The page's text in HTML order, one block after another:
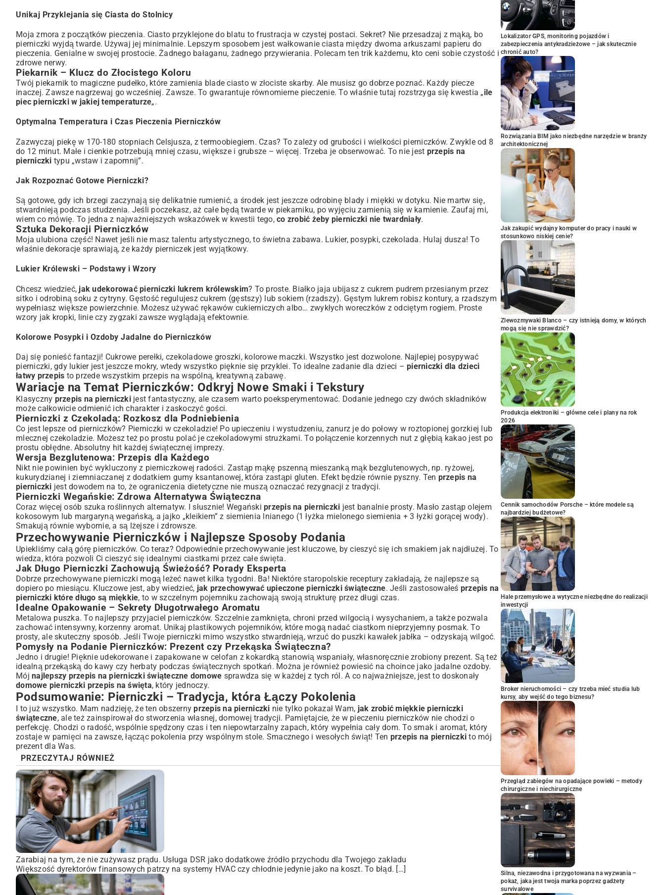
Unikaj Przyklejania się Ciasta do Stolnicy
Moja zmora z początków pieczenia. Ciasto przyklejone do blatu to frustracja w czystej postaci. Sekret? Nie przesadzaj z mąką, bo
pierniczki wyjdą twarde. Używaj jej minimalnie. Lepszym sposobem jest wałkowanie ciasta między dwoma arkuszami papieru do
pieczenia. Genialne w swojej prostocie. Żadnego bałaganu, żadnego przywierania. Polecam ten trik każdemu, kto ceni sobie czystość i
zdrowe nerwy.
Piekarnik – Klucz do Złocistego Koloru
Twój piekarnik to magiczne pudełko, które zamienia blade ciasto w złociste skarby. Ale musisz go dobrze poznać. Każdy piecze
inaczej. Zawsze nagrzewaj go wcześniej. Zawsze. To gwarantuje równomierne pieczenie. To właśnie tutaj rozstrzyga się kwestia „ile
piec pierniczki w jakiej temperaturze„.
Optymalna Temperatura i Czas Pieczenia Pierniczków
Zazwyczaj piekę w 170-180 stopniach Celsjusza, z termoobiegiem. Czas? To zależy od grubości i wielkości pierniczków. Zwykle od 8
do 12 minut. Małe i cienkie potrzebują mniej czasu, większe i grubsze – więcej. Trzeba je obserwować. To nie jest przepis na
pierniczki typu „wstaw i zapomnij”.
Jak Rozpoznać Gotowe Pierniczki?
Są gotowe, gdy ich brzegi zaczynają się delikatnie rumienić, a środek jest jeszcze odrobinę blady i miękki w dotyku. Nie martw się,
stwardnieją podczas studzenia. Jeśli poczekasz, aż całe będą twarde w piekarniku, po wyjęciu zamienią się w kamienie. Zaufaj mi,
wiem co mówię. To jedna z najważniejszych wskazówek w kwestii tego, co zrobić żeby pierniczki nie twardniały.
Sztuka Dekoracji Pierniczków
Moja ulubiona część! Nawet jeśli nie masz talentu artystycznego, to świetna zabawa. Lukier, posypki, czekolada. Hulaj dusza! To
właśnie dekoracje sprawiają, że każdy pierniczek jest wyjątkowy.
Lukier Królewski – Podstawy i Wzory
Chcesz wiedzieć, jak udekorować pierniczki lukrem królewskim? To proste. Białko jaja ubijasz z cukrem pudrem przesianym przez
sitko i odrobiną soku z cytryny. Gęstość regulujesz cukrem (gęstszy) lub sokiem (rzadszy). Gęstym lukrem robisz kontury, a rzadszym
wypełniasz większe powierzchnie. Możesz używać rękawów cukierniczych albo… zwykłych woreczków z odciętym rogiem. Proste
wzory jak kropki, linie czy zygzaki zawsze wyglądają efektownie.
Kolorowe Posypki i Ozdoby Jadalne do Pierniczków
Daj się ponieść fantazji! Cukrowe perełki, czekoladowe groszki, kolorowe maczki. Wszystko jest dozwolone. Najlepiej posypywać
pierniczki, gdy lukier jest jeszcze mokry, wtedy wszystko pięknie się przyklei. To idealne zadanie dla dzieci – pierniczki dla dzieci
łatwy przepis to przede wszystkim przepis na wspólną, kreatywną zabawę.
Wariacje na Temat Pierniczków: Odkryj Nowe Smaki i Tekstury
Klasyczny przepis na pierniczkijest fantastyczny, ale czasem warto poeksperymentować. Dodanie jednego czy dwóch składników
może całkowicie odmienić ich charakter i zaskoczyć gości.
Pierniczki z Czekoladą: Rozkosz dla Podniebienia
Co jest lepsze od pierniczków? Pierniczki w czekoladzie! Po upieczeniu i wystudzeniu, zanurz je do połowy w roztopionej gorzkiej lub
mlecznej czekoladzie. Możesz też po prostu polać je czekoladowymi strużkami. To połączenie korzennych nut z głębią kakao jest po
prostu obłędne. Absolutny hit każdej świątecznej imprezy.
Wersja Bezglutenowa: Przepis dla Każdego
Nikt nie powinien być wykluczony z pierniczkowej radości. Zastąp mąkę pszenną mieszanką mąk bezglutenowych, np. ryżowej,
kukurydzianej i ziemniaczanej z dodatkiem gumy ksantanowej, która zastąpi gluten. Efekt będzie równie pyszny. Ten przepis na
pierniczki jest dowodem na to, że ograniczenia dietetyczne nie muszą oznaczać rezygnacji z tradycji.
Pierniczki Wegańskie: Zdrowa Alternatywa Świąteczna
Coraz więcej osób szuka roślinnych alternatyw. I słusznie! Wegański przepis na pierniczki jest banalnie prosty. Masło zastąp olejem
kokosowym lub margaryną wegańską, a jajko „kleikiem” z siemienia lnianego (1 łyżka mielonego siemienia + 3 łyżki gorącej wody).
Smakują równie wybornie, a są lżejsze i zdrowsze.
Przechowywanie Pierniczków i Najlepsze Sposoby Podania
Upiekliśmy całą górę pierniczków. Co teraz? Odpowiednie przechowywanie jest kluczowe, by cieszyć się ich smakiem jak najdłużej. To
wiedza, która pozwoli Ci cieszyć się idealnymi ciastkami przez całe święta.
Jak Długo Pierniczki Zachowują Świeżość? Porady Eksperta
Dobrze przechowywane pierniczki mogą leżeć nawet kilka tygodni. Ba! Niektóre staropolskie receptury zakładają, że najlepsze są
dopiero po miesiącu. Kluczowe jest, aby wiedzieć, jak przechowywać upieczone pierniczki świąteczne. Jeśli zastosowałeś przepis na
pierniczki które długo są miękkie, to w szczelnym pojemniku zachowają swoją strukturę przez długi czas.
Idealne Opakowanie – Sekrety Długotrwałego Aromatu
Metalowa puszka. To najlepszy przyjaciel pierniczków. Szczelnie zamknięta, chroni przed wilgocią i wysychaniem, a także pozwala
zachować intensywny, korzenny aromat. Unikaj plastikowych pojemników, które mogą nadać ciastkom nieprzyjemny posmak. To
prosty, ale skuteczny sposób. Jeśli Twoje pierniczki mimo wszystko stwardnieją, wrzuć do puszki kawałek jabłka – odzyskają wilgoć.
Pomysły na Podanie Pierniczków: Prezent czy Przekąska Świąteczna?
Jedno i drugie! Pięknie udekorowane i zapakowane w celofan z kokardką stanowią wspaniały, własnoręcznie zrobiony prezent. Są też
idealną przekąską do kawy czy herbaty podczas świątecznych spotkań. Można je również powiesić na choince jako jadalne ozdoby.
Mój najlepszy przepis na pierniczki świąteczne domowe sprawdza się w każdej z tych ról. A co najważniejsze, jest to doskonały
domowe pierniczki przepis na święta, który jednoczy.
Podsumowanie: Pierniczki – Tradycja, która Łączy Pokolenia
I to już wszystko. Mam nadzieję, że ten obszernyprzepis na pierniczki nie tylko pokazał Wam, jak zrobić miękkie pierniczki
świąteczne, ale też zainspirował do stworzenia własnej, domowej tradycji. Pamiętajcie, że w pieczeniu pierniczków nie chodzi o
perfekcję. Chodzi o radość, wspólnie spędzony czas i ten niepowtarzalny zapach, który wypełnia cały dom. To smak i aromat, który
zostaje w pamięci na zawsze, łącząc pokolenia przy wspólnym stole. Smacznego i wesołych świąt! Ten przepis na pierniczki to mój
prezent dla Was.
PRZECZYTAJ RÓWNIEŻ
Zarabiaj na tym, że nie zużywasz prądu. Usługa DSR jako dodatkowe źródło przychodu dla Twojego zakładu
Większość dyrektorów finansowych patrzy na systemy HVAC czy chłodnie jedynie jako na koszt. To błąd. […]
Lokalizator GPS, monitoring pojazdów i
zabezpieczenia antykradzieżowe – jak skutecznie
chronić auto?
Rozwiązania BIM jako niezbędne narzędzie w branży
architektonicznej
Jak zakupić wydajny komputer do pracy i nauki w
stosunkowo niskiej cenie?
Zlewozmywaki Blanco – czy istnieją domy, w których
mogą się nie sprawdzić?
Produkcja elektroniki – główne cele i plany na rok
2026
Cennik samochodów Porsche – które modele są
najbardziej budżetowe?
Hale przemysłowe a wytyczne niezbędne do realizacji
inwestycji
Broker nieruchomości – czy trzeba mieć studia lub
kursy, aby wejść do tego biznesu?
Przegląd zabiegów na opadające powieki – metody
chirurgiczne i niechirurgiczne
Silna, niezawodna i przygotowana na wyzwania –
pokaż, jaka jest twoja marka poprzez gadżety
survivalowe